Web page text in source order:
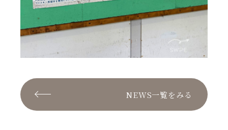
NEWS一覧をみる